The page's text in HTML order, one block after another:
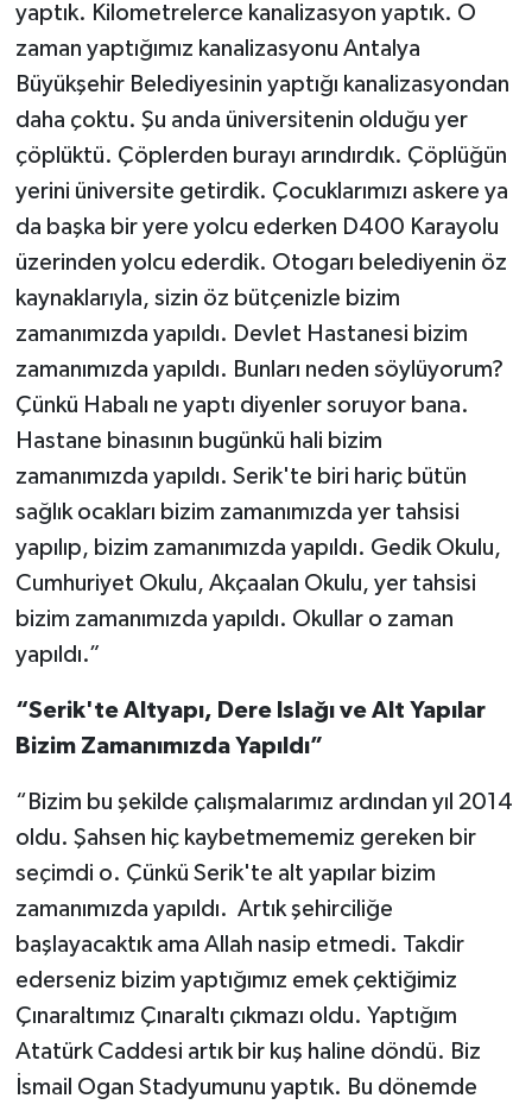
yaptık. Kilometrelerce kanalizasyon yaptık. O
zaman yaptığımız kanalizasyonu Antalya
Büyükşehir Belediyesinin yaptığı kanalizasyondan
daha çoktu. Şu anda üniversitenin olduğu yer
çöplüktü. Çöplerden burayı arındırdık. Çöplüğün
yerini üniversite getirdik. Çocuklarımızı askere ya
da başka bir yere yolcu ederken D400 Karayolu
üzerinden yolcu ederdik. Otogarı belediyenin öz
kaynaklarıyla, sizin öz bütçenizle bizim
zamanımızda yapıldı. Devlet Hastanesi bizim
zamanımızda yapıldı. Bunları neden söylüyorum?
Çünkü Habalı ne yaptı diyenler soruyor bana.
Hastane binasının bugünkü hali bizim
zamanımızda yapıldı. Serik'te biri hariç bütün
sağlık ocakları bizim zamanımızda yer tahsisi
yapılıp, bizim zamanımızda yapıldı. Gedik Okulu,
Cumhuriyet Okulu, Akçaalan Okulu, yer tahsisi
bizim zamanımızda yapıldı. Okullar o zaman
yapıldı.”
“Serik'te Altyapı, Dere Islağı ve Alt Yapılar
Bizim Zamanımızda Yapıldı”
“Bizim bu şekilde çalışmalarımız ardından yıl 2014
oldu. Şahsen hiç kaybetmememiz gereken bir
seçimdi o. Çünkü Serik'te alt yapılar bizim
zamanımızda yapıldı. Artık şehirciliğe
başlayacaktık ama Allah nasip etmedi. Takdir
ederseniz bizim yaptığımız emek çektiğimiz
Çınaraltımız Çınaraltı çıkmazı oldu. Yaptığım
Atatürk Caddesi artık bir kuş haline döndü. Biz
İsmail Ogan Stadyumunu yaptık. Bu dönemde